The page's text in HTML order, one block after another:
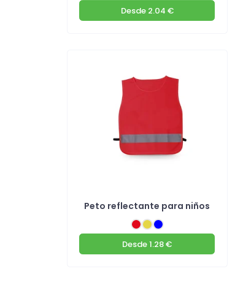
Desde2.04 €
Peto reflectante para niños
Desde1.28 €